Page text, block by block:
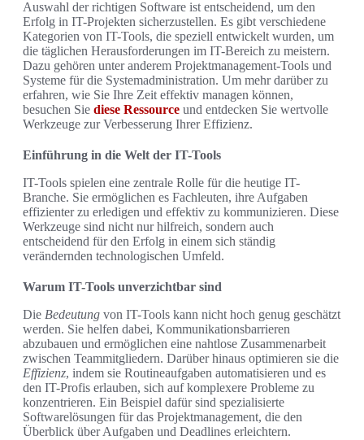
Auswahl der richtigen Software ist entscheidend, um den
Erfolg in IT-Projekten sicherzustellen. Es gibt verschiedene
Kategorien von IT-Tools, die speziell entwickelt wurden, um
die täglichen Herausforderungen im IT-Bereich zu meistern.
Dazu gehören unter anderem Projektmanagement-Tools und
Systeme für die Systemadministration. Um mehr darüber zu
erfahren, wie Sie Ihre Zeit effektiv managen können,
besuchen Sie diese Ressource und entdecken Sie wertvolle
Werkzeuge zur Verbesserung Ihrer Effizienz.
Einführung in die Welt der IT-Tools
IT-Tools spielen eine zentrale Rolle für die heutige IT-
Branche. Sie ermöglichen es Fachleuten, ihre Aufgaben
effizienter zu erledigen und effektiv zu kommunizieren. Diese
Werkzeuge sind nicht nur hilfreich, sondern auch
entscheidend für den Erfolg in einem sich ständig
verändernden technologischen Umfeld.
Warum IT-Tools unverzichtbar sind
Die Bedeutung von IT-Tools kann nicht hoch genug geschätzt
werden. Sie helfen dabei, Kommunikationsbarrieren
abzubauen und ermöglichen eine nahtlose Zusammenarbeit
zwischen Teammitgliedern. Darüber hinaus optimieren sie die
Effizienz, indem sie Routineaufgaben automatisieren und es
den IT-Profis erlauben, sich auf komplexere Probleme zu
konzentrieren. Ein Beispiel dafür sind spezialisierte
Softwarelösungen für das Projektmanagement, die den
Überblick über Aufgaben und Deadlines erleichtern.